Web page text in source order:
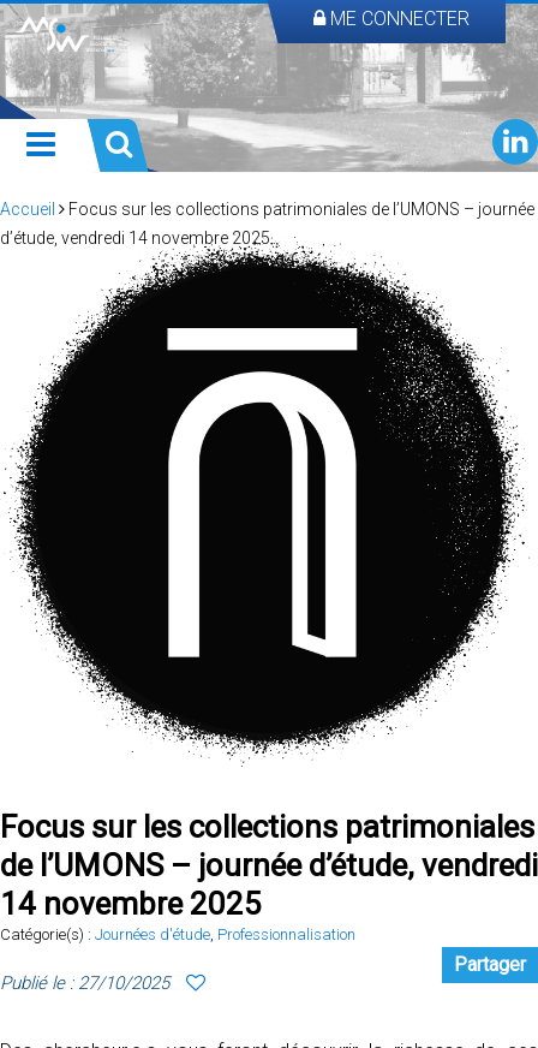
ME CONNECTER
Accueil
Focus sur les collections patrimoniales de l’UMONS – journée
d’étude, vendredi 14 novembre 2025
Focus sur les collections patrimoniales
de l’UMONS – journée d’étude, vendredi
14 novembre 2025
Catégorie(s) : Journées d'étude, Professionnalisation
Publié le : 27/10/2025
Partager